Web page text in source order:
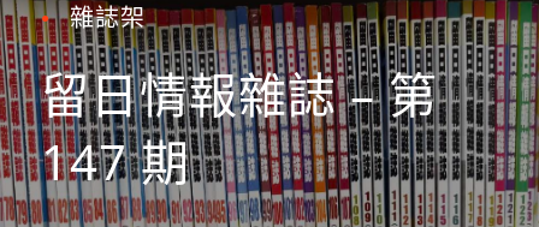
● 雜誌架
留日情報雜誌 – 第
147 期